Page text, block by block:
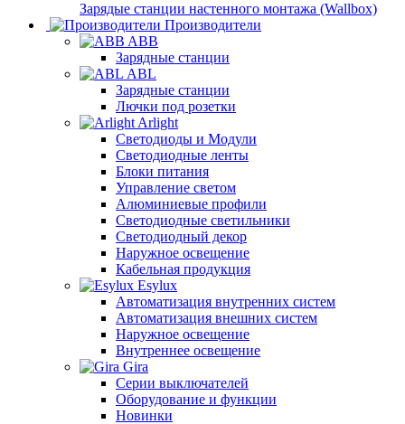
Зарядые станции настенного монтажа (Wallbox)
Производители
ABB
Зарядные станции
ABL
Зарядные станции
Лючки под розетки
Arlight
Светодиоды и Модули
Светодиодные ленты
Блоки питания
Управление светом
Алюминиевые профили
Светодиодные светильники
Светодиодный декор
Наружное освещение
Кабельная продукция
Esylux
Автоматизация внутренних систем
Автоматизация внешних систем
Наружное освещение
Внутреннее освещение
Gira
Серии выключателей
Оборудование и функции
Новинки